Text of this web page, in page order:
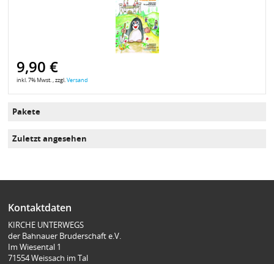
9,90 €
inkl. 7% Mwst. , zzgl. Versand
Pakete
Zuletzt angesehen
Kontaktdaten
KIRCHE UNTERWEGS
der Bahnauer Bruderschaft e.V.
Im Wiesental 1
71554 Weissach im Tal